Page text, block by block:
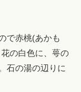
で赤桃(あかも
の白色に、萼の
石の湯の辺りに